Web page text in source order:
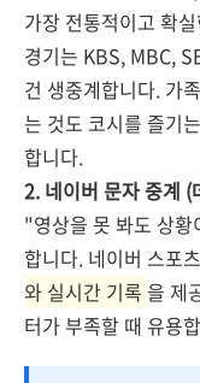
가장 전통적이고 확
경기는 KBS, MBC,
건 생중계합니다. 가
는 것도 코시를 즐기
합니다.
2. 네이버 문자 중계 (
"영상을 못 봐도 상
합니다. 네이버 스포
와 실시간 기록 을 제
터가 부족할 때 유용